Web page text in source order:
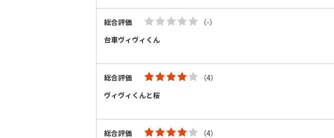
総合評価
（-）
台車ヴィヴィくん
総合評価
（4）
ヴィヴィくんと桜
総合評価 （4）